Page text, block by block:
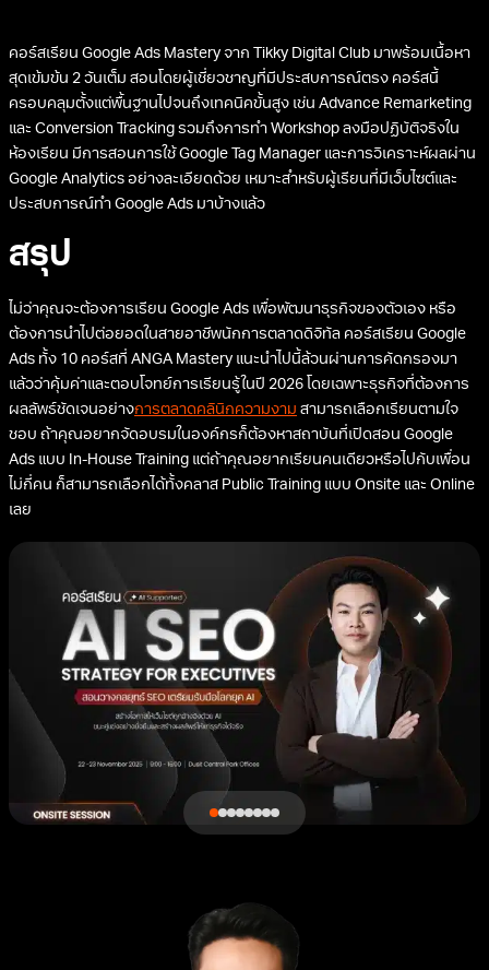
คอร์สเรียน Google Ads Mastery จาก Tikky Digital Club มาพร้อมเนื้อหา
สุดเข้มข้น 2 วันเต็ม สอนโดยผู้เชี่ยวชาญที่มีประสบการณ์ตรง คอร์สนี้
ครอบคลุมตั้งแต่พื้นฐานไปจนถึงเทคนิคขั้นสูง เช่น Advance Remarketing
และ Conversion Tracking รวมถึงการทำ Workshop ลงมือปฏิบัติจริงใน
ห้องเรียน มีการสอนการใช้ Google Tag Manager และการวิเคราะห์ผลผ่าน
Google Analytics อย่างละเอียดด้วย เหมาะสำหรับผู้เรียนที่มีเว็บไซต์และ
ประสบการณ์ทำ Google Ads มาบ้างแล้ว
สรุป
ไม่ว่าคุณจะต้องการเรียน Google Ads เพื่อพัฒนาธุรกิจของตัวเอง หรือ
ต้องการนำไปต่อยอดในสายอาชีพนักการตลาดดิจิทัล คอร์สเรียน Google
Ads ทั้ง 10 คอร์สที่ ANGA Mastery แนะนำไปนี้ล้วนผ่านการคัดกรองมา
แล้วว่าคุ้มค่าและตอบโจทย์การเรียนรู้ในปี 2026 โดยเฉพาะธุรกิจที่ต้องการ
ผลลัพธ์ชัดเจนอย่างการตลาดคลินิกความงาม สามารถเลือกเรียนตามใจ
ชอบ ถ้าคุณอยากจัดอบรมในองค์กรก็ต้องหาสถาบันที่เปิดสอน Google
Ads แบบ In-House Training แต่ถ้าคุณอยากเรียนคนเดียวหรือไปกับเพื่อน
ไม่กี่คน ก็สามารถเลือกได้ทั้งคลาส Public Training แบบ Onsite และ Online
เลย